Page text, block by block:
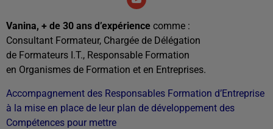
Vanina, + de 30 ans d’expérience comme :
Consultant Formateur, Chargée de Délégation
de Formateurs I.T., Responsable Formation
en Organismes de Formation et en Entreprises.
Accompagnement des Responsables Formation d’Entreprise
à la mise en place de leur plan de développement des
Compétences pour mettre